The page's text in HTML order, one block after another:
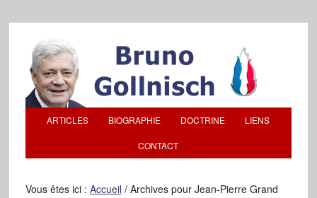
ARTICLES BIOGRAPHIE DOCTRINE LIENS
CONTACT
Vous êtes ici : Accueil /Archives pour Jean-Pierre Grand